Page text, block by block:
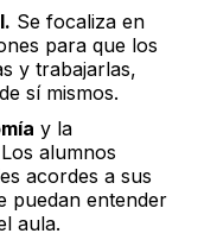
Se focaliza en
para que los
y trabajarlas,
sí mismos.
y la
alumnos
acordes a sus
puedan entender
aula.